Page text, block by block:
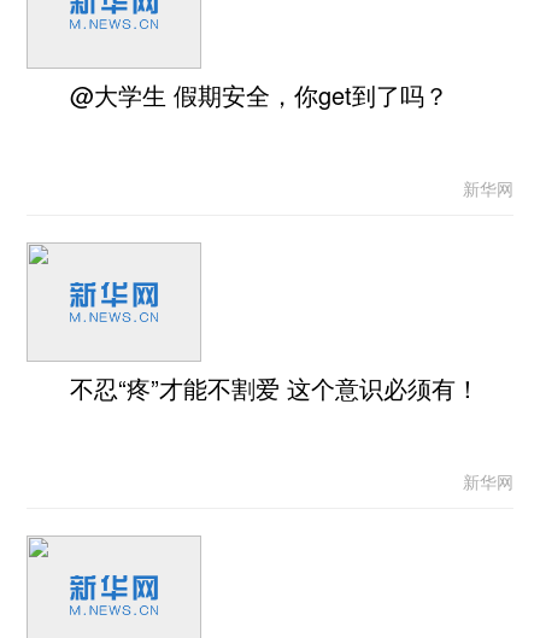
@大学生 假期安全，你get到了吗？
新华网
不忍“疼”才能不割爱 这个意识必须有！
新华网